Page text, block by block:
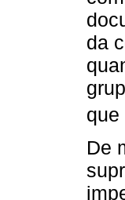
da
que
De